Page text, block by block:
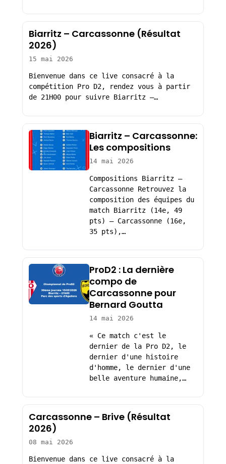
Biarritz – Carcassonne (Résultat
2026)
15 mai 2026
Bienvenue dans ce live consacré à la
compétition Pro D2, rendez vous à partir
de 21H00 pour suivre Biarritz –…
Biarritz – Carcassonne:
Les compositions
14 mai 2026
Compositions Biarritz –
Carcassonne Retrouvez la
composition des équipes du
match Biarritz (14e, 49
pts) – Carcassonne (16e,
35 pts),…
ProD2 : La dernière
compo de
Carcassonne pour
Bernard Goutta
14 mai 2026
« Ce match c'est le
dernier de la Pro D2, le
dernier d'une histoire
d'homme, le dernier d'une
belle aventure humaine,…
Carcassonne – Brive (Résultat
2026)
08 mai 2026
Bienvenue dans ce live consacré à la